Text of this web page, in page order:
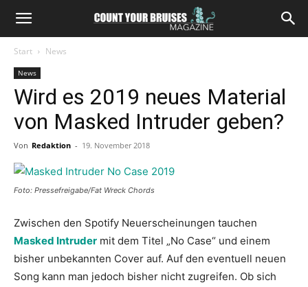
Start News
News
Wird es 2019 neues Material
von Masked Intruder geben?
Von Redaktion - 19. November 2018
Foto: Pressefreigabe/Fat Wreck Chords
Zwischen den Spotify Neuerscheinungen tauchen
Masked Intruder mit dem Titel „No Case“ und einem
bisher unbekannten Cover auf. Auf den eventuell neuen
Song kann man jedoch bisher nicht zugreifen. Ob sich